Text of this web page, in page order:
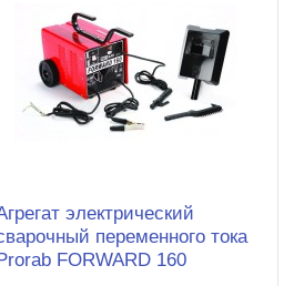
электрический
переменного тока
FORWARD 160